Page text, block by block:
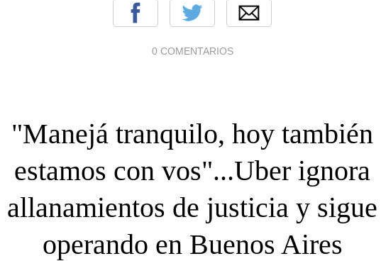
0 COMENTARIOS
"Manejá tranquilo, hoy también
estamos con vos"...Uber ignora
allanamientos de justicia y sigue
operando en Buenos Aires